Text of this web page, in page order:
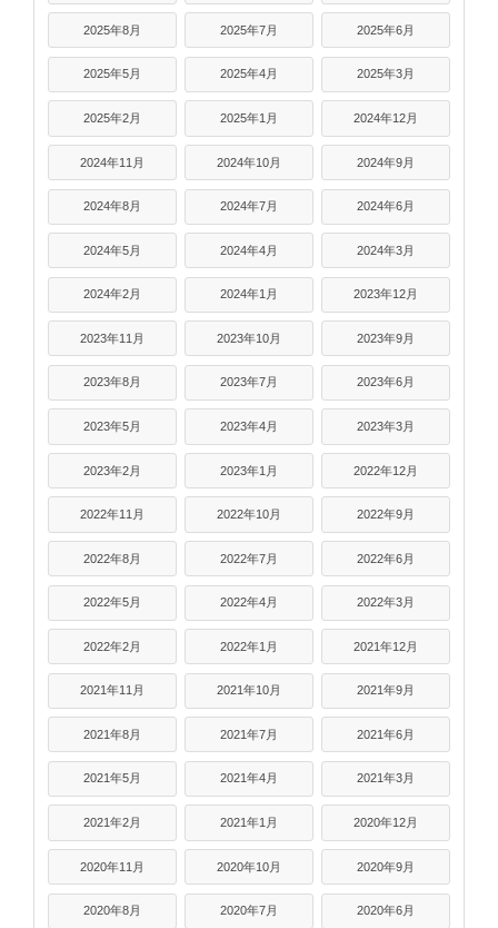
2025年8月 2025年7月 2025年6月
2025年5月 2025年4月 2025年3月
2025年2月 2025年1月 2024年12月
2024年11月 2024年10月 2024年9月
2024年8月 2024年7月 2024年6月
2024年5月 2024年4月 2024年3月
2024年2月 2024年1月 2023年12月
2023年11月 2023年10月 2023年9月
2023年8月 2023年7月 2023年6月
2023年5月 2023年4月 2023年3月
2023年2月 2023年1月 2022年12月
2022年11月 2022年10月 2022年9月
2022年8月 2022年7月 2022年6月
2022年5月 2022年4月 2022年3月
2022年2月 2022年1月 2021年12月
2021年11月 2021年10月 2021年9月
2021年8月 2021年7月 2021年6月
2021年5月 2021年4月 2021年3月
2021年2月 2021年1月 2020年12月
2020年11月 2020年10月 2020年9月
2020年8月 2020年7月 2020年6月